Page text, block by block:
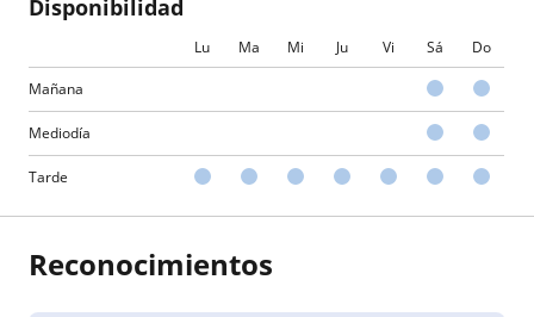
Disponibilidad
Lu Ma Mi Ju Vi Sá Do
Mañana
Mediodía
Tarde
Reconocimientos